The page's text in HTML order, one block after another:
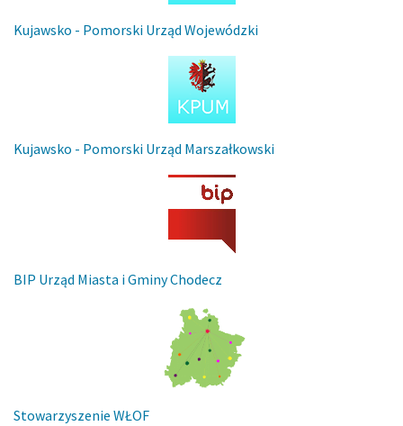
Kujawsko - Pomorski Urząd Wojewódzki
Kujawsko - Pomorski Urząd Marszałkowski
BIP Urząd Miasta i Gminy Chodecz
Stowarzyszenie WŁOF